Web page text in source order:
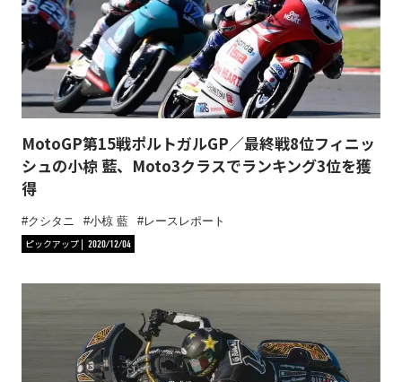
MotoGP第15戦ポルトガルGP／最終戦8位フィニッ
シュの小椋 藍、Moto3クラスでランキング3位を獲
得
クシタニ 小椋 藍
レースレポート
ピックアップ
2020/12/04